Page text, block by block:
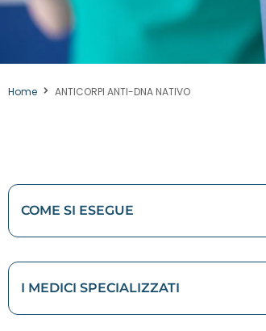
Home ANTICORPI ANTI-DNA NATIVO
COME SI ESEGUE
I MEDICI SPECIALIZZATI